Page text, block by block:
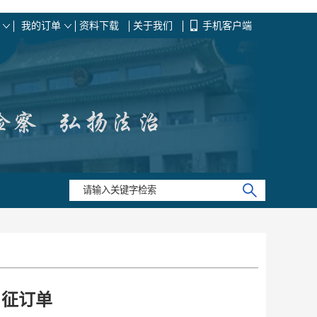
我的订单 资料下载 关于我们 手机客户端
订单